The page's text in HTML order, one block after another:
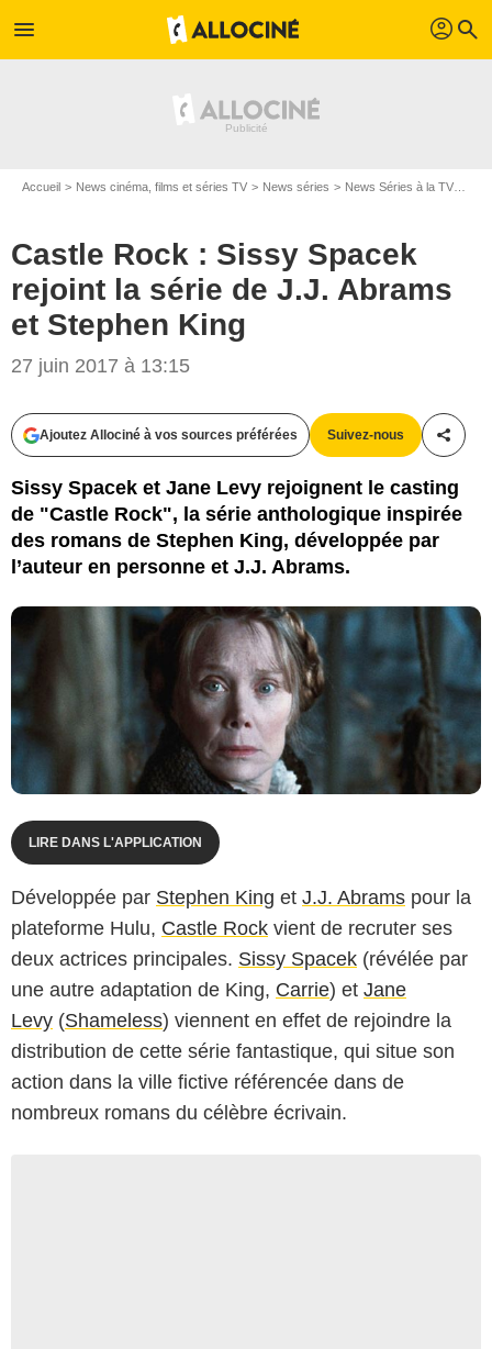
menu profil search
Accueil News cinéma, films et séries TV News séries News Séries à la TV
Castle Rock : Sissy Spacek
rejoint la série de J.J. Abrams
et Stephen King
27 juin 2017 à 13:15
Ajoutez Allociné à vos sources préférées Suivez-nous
Sissy Spacek et Jane Levy rejoignent le casting
de "Castle Rock", la série anthologique inspirée
des romans de Stephen King, développée par
l’auteur en personne et J.J. Abrams.
CTV International
LIRE DANS L'APPLICATION
Développée par Stephen King et J.J. Abrams pour la
plateforme Hulu, Castle Rock vient de recruter ses
deux actrices principales. Sissy Spacek (révélée par
une autre adaptation de King, Carrie) et Jane
Levy (Shameless) viennent en effet de rejoindre la
distribution de cette série fantastique, qui situe son
action dans la ville fictive référencée dans de
nombreux romans du célèbre écrivain.